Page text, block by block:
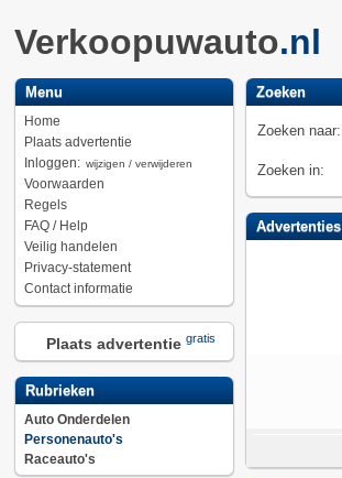
Verkoopuwauto.nl
Menu
Home
Plaats advertentie
Inloggen: wijzigen / verwijderen
Voorwaarden
Regels
FAQ / Help
Veilig handelen
Privacy-statement
Contact informatie
Plaats advertentie gratis
Rubrieken
Auto Onderdelen
Personenauto's
Raceauto's
Zoeken
Zoeken naar:
Zoeken in:
Advertenties